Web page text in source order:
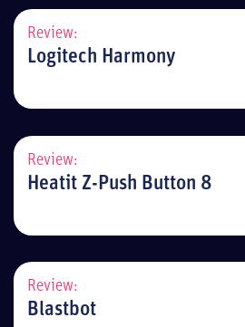
Review:
Logitech Harmony
Review:
Heatit Z-Push Button 8
Review:
Blastbot